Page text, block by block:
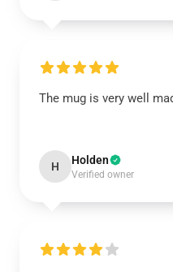
The mug is very well
H Holden
Verified owner